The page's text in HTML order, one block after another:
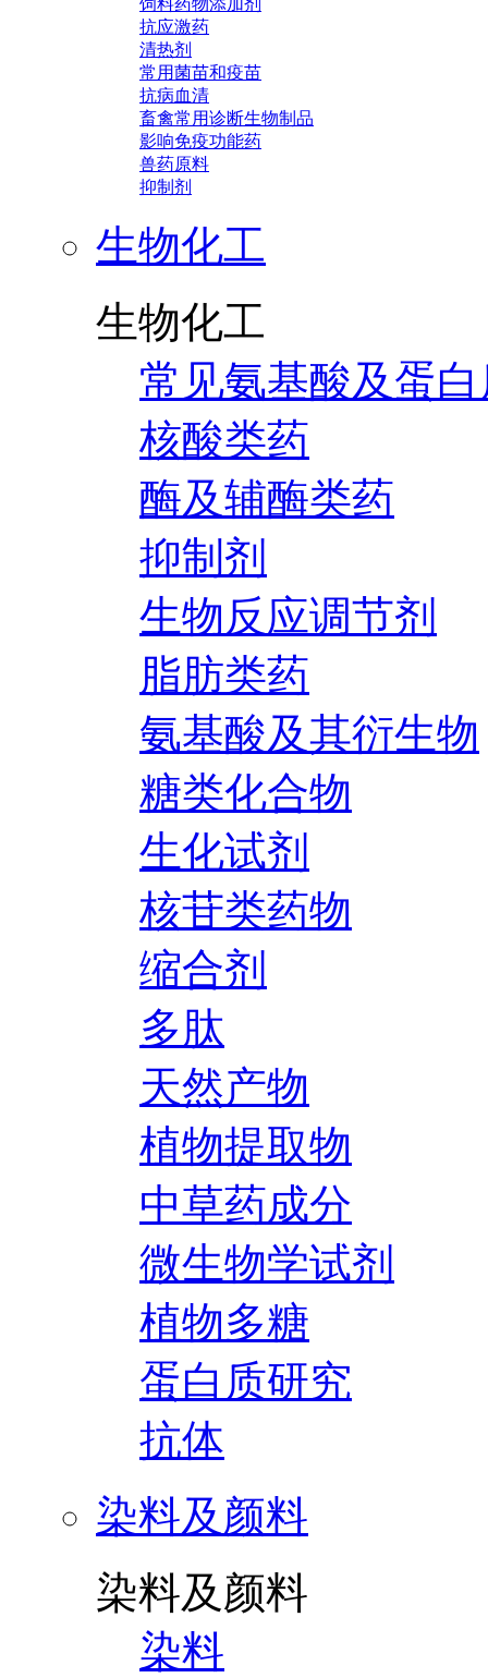
饲料药物添加剂
抗应激药
清热剂
常用菌苗和疫苗
抗病血清
畜禽常用诊断生物制品
影响免疫功能药
兽药原料
抑制剂
生物化工
生物化工
常见氨基酸及蛋
核酸类药
酶及辅酶类药
抑制剂
生物反应调节剂
脂肪类药
氨基酸及其衍生物
糖类化合物
生化试剂
核苷类药物
缩合剂
多肽
天然产物
植物提取物
中草药成分
微生物学试剂
植物多糖
蛋白质研究
抗体
染料及颜料
染料及颜料
染料